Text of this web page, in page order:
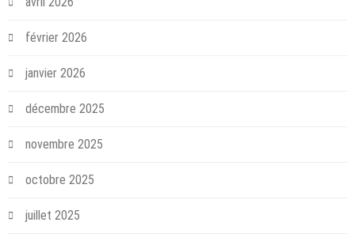
février 2026
janvier 2026
décembre 2025
novembre 2025
octobre 2025
juillet 2025